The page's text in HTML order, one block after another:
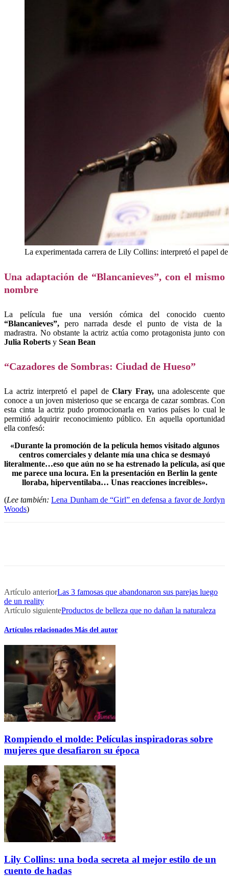
La experimentada carrera de Lily Collins: interpretó el papel
Una adaptación de “Blancanieves”, con el mismo
nombre
La película fue una versión cómica del conocido cuento
“Blancanieves”, pero narrada desde el punto de vista de la
madrastra. No obstante la actriz actúa como protagonista junto con
Julia Roberts y Sean Bean
“Cazadores de Sombras: Ciudad de Hueso”
La actriz interpretó el papel deClary Fray, una adolescente que
conoce a un joven misterioso que se encarga de cazar sombras. Con
esta cinta la actriz pudo promocionarla en varios países lo cual le
permitió adquirir reconocimiento público. En aquella oportunidad
ella confesó:
«Durante la promoción de la película hemos visitado algunos
centros comerciales y delante mía una chica se desmayó
literalmente…eso que aún no se ha estrenado la película, así que
me parece una locura. En la presentación en Berlín la gente
lloraba, hiperventilaba… Unas reacciones increíbles».
(Lee también:Lena Dunham de “Girl” en defensa a favor de Jordyn
Woods)
Artículo anteriorLas 3 famosas que abandonaron sus parejas luego
de un reality
Artículo siguienteProductos de belleza que no dañan la naturaleza
Artículos relacionados Más del autor
Rompiendo el molde: Películas inspiradoras sobre
mujeres que desafiaron su época
Lily Collins: una boda secreta al mejor estilo de un
cuento de hadas